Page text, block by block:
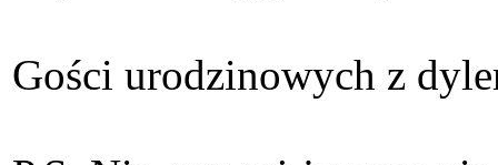
Gości urodzinowych z